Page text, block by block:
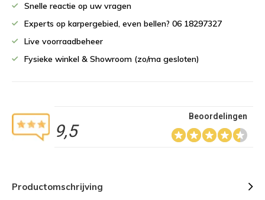
Snelle reactie op uw vragen
Experts op karpergebied, even bellen? 06 18297327
Live voorraadbeheer
Fysieke winkel & Showroom (zo/ma gesloten)
9,5
Beoordelingen
Productomschrijving